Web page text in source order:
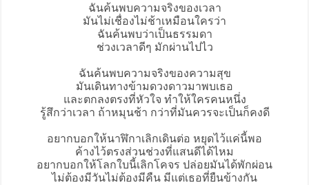
ฉันค้นพบความจริงของเวลา
มันไม่เชื่องไม่ช้าเหมือนใครว่า
ฉันค้นพบว่าเป็นธรรมดา
ช่วงเวลาดีๆ มักผ่านไปไว
ฉันค้นพบความจริงของความสุข
มันเดินทางข้ามดวงดาวมาพบเธอ
และตกลงตรงที่หัวใจ ทำให้ใครคนหนึ่ง
รู้สึกว่าเวลา ถ้าหมุนช้า กว่าที่มันควรจะเป็นก็คงดี
อยากบอกให้นาฬิกาเลิกเดินต่อ หยุดไว้แค่นี้พอ
ค้างไว้ตรงส่วนช่วงที่แสนดีได้ไหม
อยากบอกให้โลกใบนี้เลิกโคจร ปล่อยมันได้พักผ่อน
ไม่ต้องมีวันไม่ต้องมีคืน มีแต่เธอที่ยืนข้างกัน